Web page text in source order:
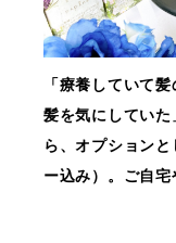
「療養していて
髪を気にしてい
ら、オプション
ー込み）。ご自宅